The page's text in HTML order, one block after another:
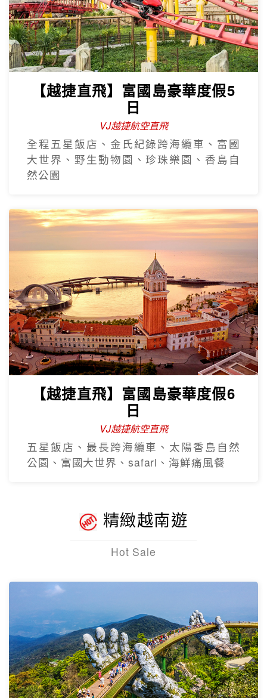
【越捷直飛】富國島豪華度假5
日
VJ越捷航空直飛
全程五星飯店、金氏紀錄跨海纜車、富國
大世界、野生動物園、珍珠樂園、香島自
然公園
【越捷直飛】富國島豪華度假6
日
VJ越捷航空直飛
五星飯店、最長跨海纜車、太陽香島自然
公園、富國大世界、safari、海鮮痛風餐
精緻越南遊
Hot Sale